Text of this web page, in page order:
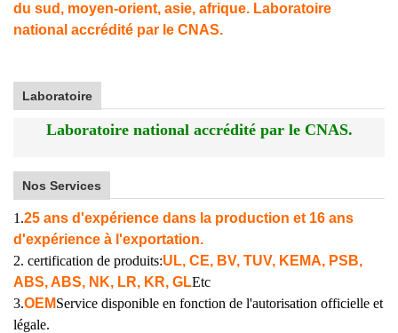
du sud, moyen-orient, asie, afrique. Laboratoire
national accrédité par le CNAS.
Laboratoire
Laboratoire national accrédité par le CNAS.
Nos Services
1.25 ans d'expérience dans la production et 16 ans
d'expérience à l'exportation.
2. certification de produits:UL, CE, BV, TUV, KEMA, PSB,
ABS, ABS, NK, LR, KR, GLEtc
3.OEMService disponible en fonction de l'autorisation officielle et
légale.